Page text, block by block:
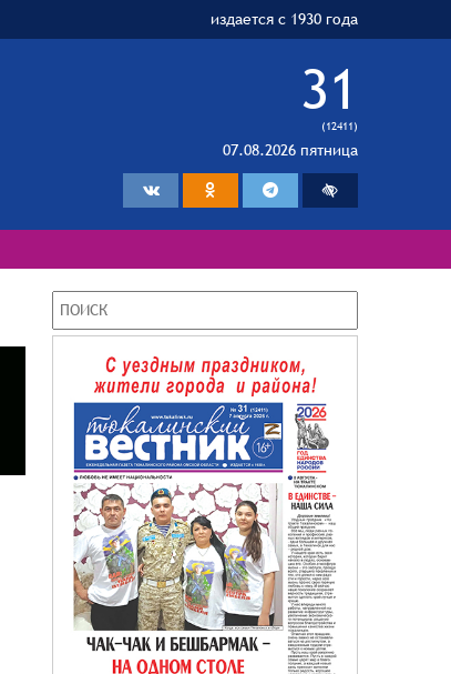
издается с 1930 года
31
(12411)
07.08.2026 пятница